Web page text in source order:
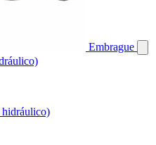
Embrague